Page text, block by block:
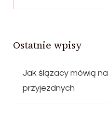
Ostatnie wpisy
Jak ślązacy mówią na
przyjezdnych